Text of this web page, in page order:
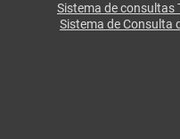
Sistema de consultas
Sistema de Consulta